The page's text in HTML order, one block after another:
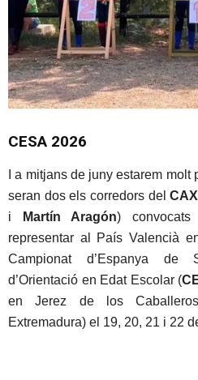
CESA 2026
I a mitjans de juny estarem
seran dos els corredors del
i
Martín Aragón)
representar al País Valencià
Campionat d’Espanya de
d’Orientació en Edat Escolar (
en Jerez de los
Extremadura) el 19, 20, 21 i 22